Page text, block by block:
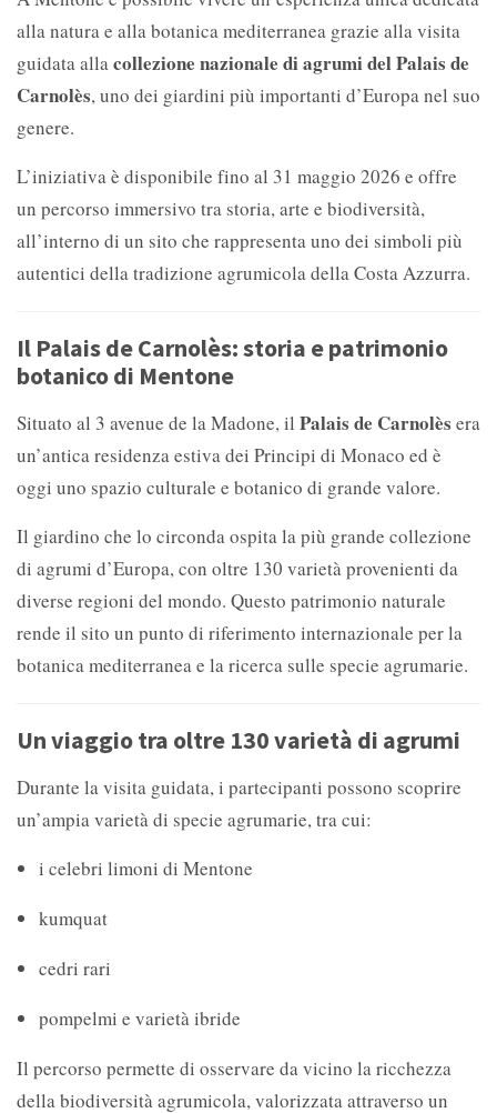
alla natura e alla botanica mediterranea grazie alla visita
guidata alla collezione nazionale di agrumi del Palais de
Carnolès, uno dei giardini più importanti d’Europa nel suo
genere.
L’iniziativa è disponibile fino al 31 maggio 2026 e offre
un percorso immersivo tra storia, arte e biodiversità,
all’interno di un sito che rappresenta uno dei simboli più
autentici della tradizione agrumicola della Costa Azzurra.
Il Palais de Carnolès: storia e patrimonio
botanico di Mentone
Situato al 3 avenue de la Madone, il Palais de Carnolès era
un’antica residenza estiva dei Principi di Monaco ed è
oggi uno spazio culturale e botanico di grande valore.
Il giardino che lo circonda ospita la più grande collezione
di agrumi d’Europa, con oltre 130 varietà provenienti da
diverse regioni del mondo. Questo patrimonio naturale
rende il sito un punto di riferimento internazionale per la
botanica mediterranea e la ricerca sulle specie agrumarie.
Un viaggio tra oltre 130 varietà di agrumi
Durante la visita guidata, i partecipanti possono scoprire
un’ampia varietà di specie agrumarie, tra cui:
i celebri limoni di Mentone
kumquat
cedri rari
pompelmi e varietà ibride
Il percorso permette di osservare da vicino la ricchezza
della biodiversità agrumicola, valorizzata attraverso un